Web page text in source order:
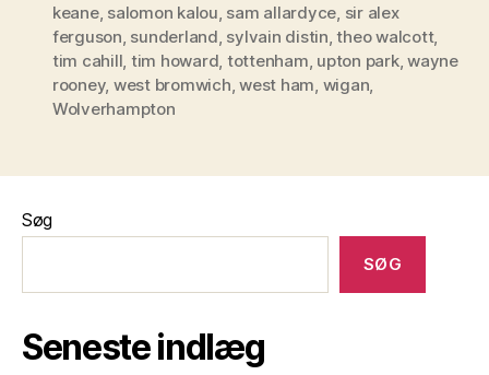
keane, salomon kalou, sam allardyce, sir alex
ferguson, sunderland, sylvain distin,theo walcott,
tim cahill, tim howard, tottenham, upton park,wayne
rooney, west bromwich,west ham, wigan,
Wolverhampton
Søg
SØG
Seneste indlæg